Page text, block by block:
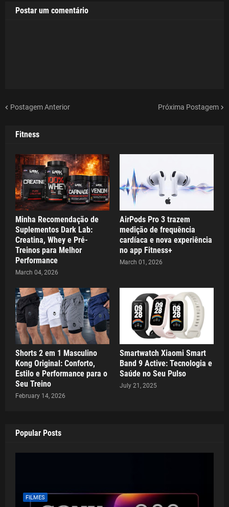
Postar um comentário
Postagem Anterior Próxima Postagem
Fitness
Minha Recomendação de
Suplementos Dark Lab:
Creatina, Whey e Pré-
Treinos para Melhor
Performance
March 04, 2026
AirPods Pro 3 trazem
medição de frequência
cardíaca e nova experiência
no app Fitness+
March 01, 2026
Shorts 2 em 1 Masculino
Kong Original: Conforto,
Estilo e Performance para o
Seu Treino
February 14, 2026
Smartwatch Xiaomi Smart
Band 9 Active: Tecnologia e
Saúde no Seu Pulso
July 21, 2025
Popular Posts
FILMES